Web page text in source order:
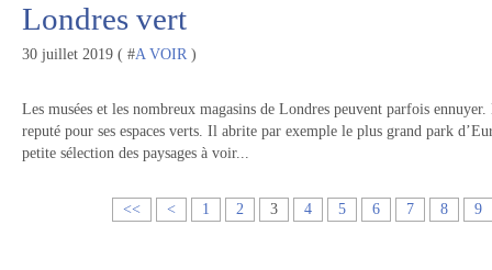
Londres vert
30 juillet 2019 ( #A VOIR )
Les musées et les nombreux magasins de Londres peuvent parfois ennuyer.
reputé pour ses espaces verts. Il abrite par exemple le plus grand park
petite sélection des paysages à voir...
<< < 1 2 3 4 5 6 7 8 9